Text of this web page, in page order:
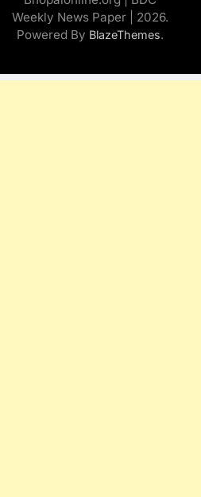
Weekly News Paper | 2026.
Powered By BlazeThemes.